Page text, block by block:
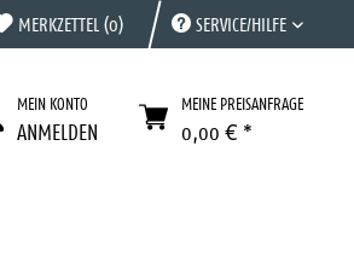
MERKZETTEL (0) SERVICE/HILFE
MEIN KONTO
ANMELDEN
MEINE PREISANFRAGE
0,00 € *